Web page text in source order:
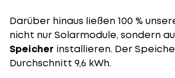
Darüber hinaus ließen 100 %
nicht nur Solarmodule, sondern
Speicher installieren. Der
Durchschnitt 9,6 kWh.